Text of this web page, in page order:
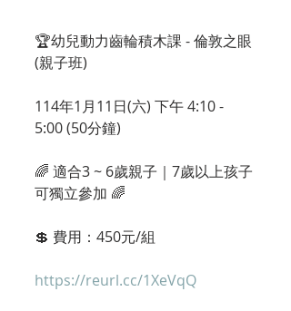
🏆幼兒動力齒輪積木課 - 倫敦之眼
(親子班)
114年1月11日(六) 下午 4:10 -
5:00 (50分鐘)
🌈 適合3 ~ 6歲親子｜7歲以上孩子
可獨立參加 🌈
💲 費用：450元/組
https://reurl.cc/1XeVqQ